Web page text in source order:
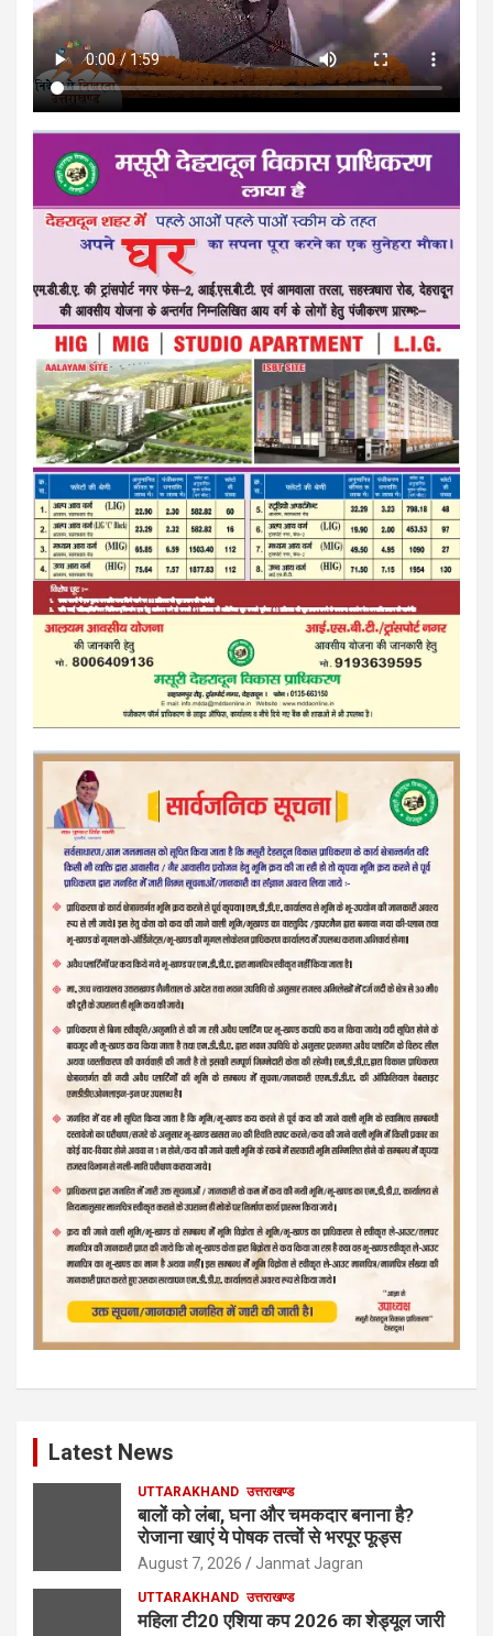
Latest News
UTTARAKHAND उत्तराखण्ड
बालों को लंबा, घना और चमकदार बनाना है?
रोजाना खाएं ये पोषक तत्वों से भरपूर फूड्स
August 7, 2026 Janmat Jagran
UTTARAKHAND उत्तराखण्ड
महिला टी20 एशिया कप 2026 का शेड्यूल जारी